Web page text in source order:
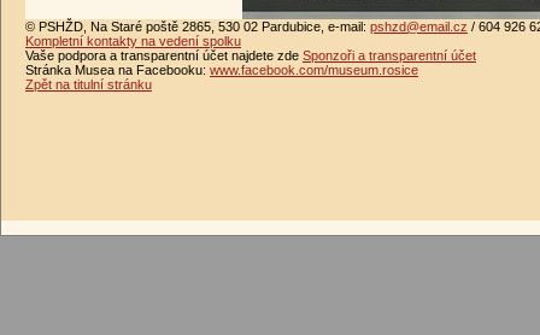
© PSHŽD, Na Staré poště 2865, 530 02 Pardubice, e-mail: pshzd@email.cz / 604 926
Kompletní kontakty na vedení spolku
Vaše podpora a transparentní účet najdete zde Sponzoři a transparentní účet
Stránka Musea na Facebooku: www.facebook.com/museum.rosice
Zpět na titulní stránku